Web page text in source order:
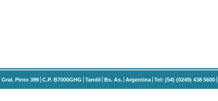
Gral. Pinto 399 C.P. B7000GHG Tandil Bs. As. Argentina Tel: (54) (0249) 438 5600